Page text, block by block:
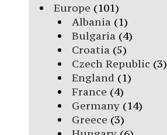
Europe (101)
Albania (1)
Bulgaria (4)
Croatia (5)
Czech Republic (3)
England (1)
France (4)
Germany(14)
Greece (3)